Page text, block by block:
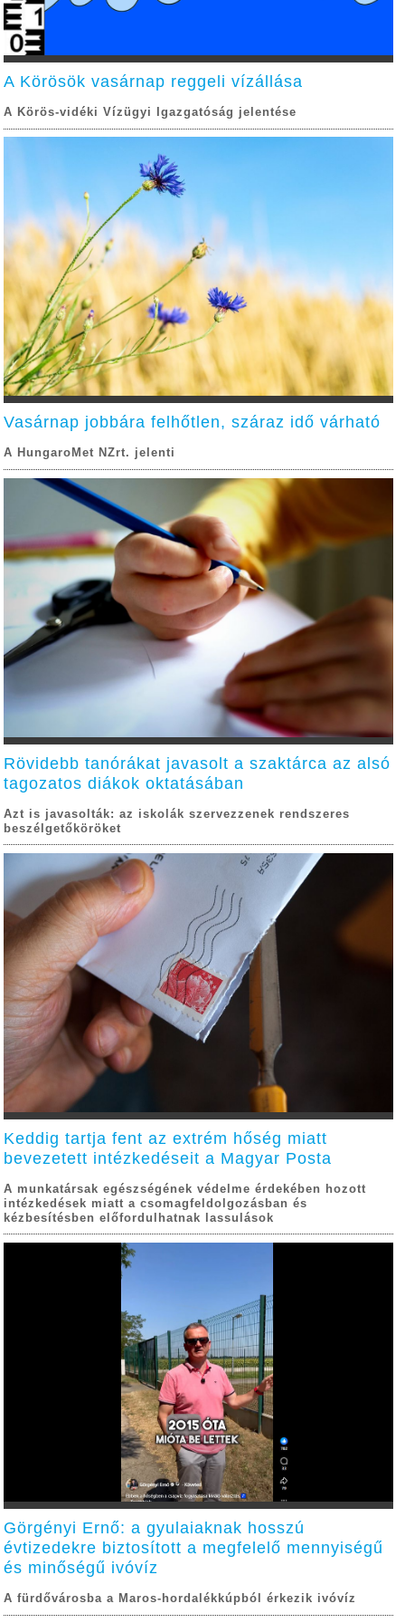
A Körösök vasárnap reggeli vízállása
A Körös-vidéki Vízügyi Igazgatóság jelentése
Vasárnap jobbára felhőtlen, száraz idő várható
A HungaroMet NZrt. jelenti
Rövidebb tanórákat javasolt a szaktárca az alsó
tagozatos diákok oktatásában
Azt is javasolták: az iskolák szervezzenek rendszeres
beszélgetőköröket
Keddig tartja fent az extrém hőség miatt
bevezetett intézkedéseit a Magyar Posta
A munkatársak egészségének védelme érdekében hozott
intézkedések miatt a csomagfeldolgozásban és
kézbesítésben előfordulhatnak lassulások
Görgényi Ernő: a gyulaiaknak hosszú
évtizedekre biztosított a megfelelő mennyiségű
és minőségű ivóvíz
A fürdővárosba a Maros-hordalékkúpból érkezik ivóvíz